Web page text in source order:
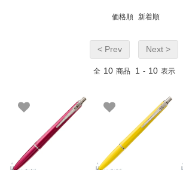
価格順 新着順
< Prev Next >
全 10 商品 1 - 10 表示